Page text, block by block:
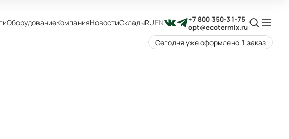
ОборудованиеКомпанияНовостиСкладыRUEN
+7 800 350-31-75
opt@ecotermix.ru
Сегодня уже оформлено 1 заказ